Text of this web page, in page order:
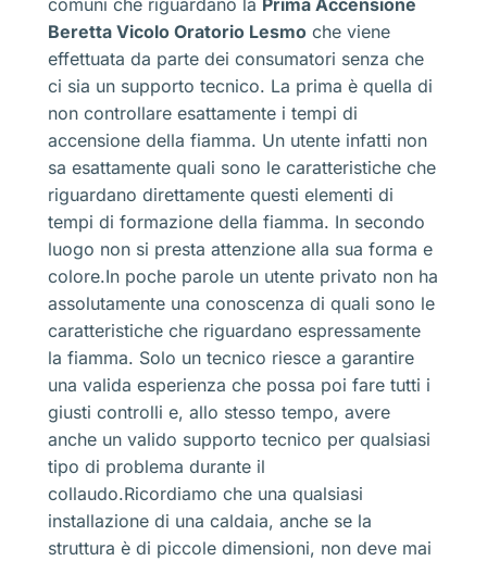
comuni che riguardano la Prima Accensione
Beretta Vicolo Oratorio Lesmo che viene
effettuata da parte dei consumatori senza che
ci sia un supporto tecnico. La prima è quella di
non controllare esattamente i tempi di
accensione della fiamma. Un utente infatti non
sa esattamente quali sono le caratteristiche che
riguardano direttamente questi elementi di
tempi di formazione della fiamma. In secondo
luogo non si presta attenzione alla sua forma e
colore.In poche parole un utente privato non ha
assolutamente una conoscenza di quali sono le
caratteristiche che riguardano espressamente
la fiamma. Solo un tecnico riesce a garantire
una valida esperienza che possa poi fare tutti i
giusti controlli e, allo stesso tempo, avere
anche un valido supporto tecnico per qualsiasi
tipo di problema durante il
collaudo.Ricordiamo che una qualsiasi
installazione di una caldaia, anche se la
struttura è di piccole dimensioni, non deve mai